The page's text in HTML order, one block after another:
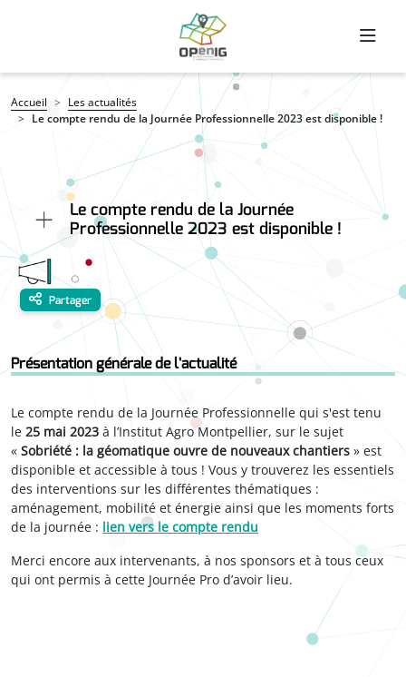
Fil d'Ariane
Accueil
Les actualités
Le compte rendu de la Journée Professionnelle 2023 est disponible !
Le compte rendu de la Journée
Professionnelle 2023 est disponible !
Partager
Présentation générale de l'actualité
Le compte rendu de la Journée Professionnelle qui s'est tenu
le 25 mai 2023 à l’Institut Agro Montpellier, sur le sujet
« Sobriété : la géomatique ouvre de nouveaux chantiers » est
disponible et accessible à tous ! Vous y trouverez les essentiels
des interventions sur les différentes thématiques :
aménagement, mobilité et énergie ainsi que les moments forts
de la journée : lien vers le compte rendu
Merci encore aux intervenants, à nos sponsors et à tous ceux
qui ont permis à cette Journée Pro d’avoir lieu.